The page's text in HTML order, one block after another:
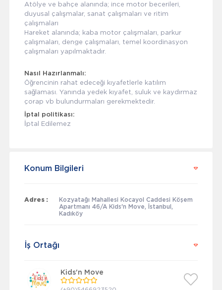
Atölye ve bahçe alanında; ince motor becerileri,
duyusal çalışmalar, sanat çalışmaları ve ritim
çalışmaları
Hareket alanında; kaba motor çalışmaları, parkur
çalışmaları, denge çalışmaları, temel koordinasyon
çalışmaları yapılmaktadır.
Nasıl Hazırlanmalı:
Öğrencinin rahat edeceği kıyafetlerle katılım
sağlaması. Yanında yedek kıyafet, suluk ve kaydırmaz
çorap vb bulundurmaları gerekmektedir.
İptal politikası:
İptal Edilemez
Konum Bilgileri
Adres :
Kozyatağı Mahallesi Kocayol Caddesi Köşem
Apartmanı 46/A Kids'n Move, İstanbul,
Kadıköy
İş Ortağı
Kids'n Move